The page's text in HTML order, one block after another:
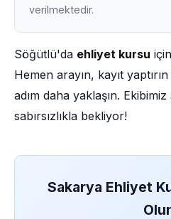
verilmektedir.
Söğütlü'da ehliyet kursu
Hemen arayın, kayıt
adım daha yaklaşın.
sabırsızlıkla bekliyor!
Sakarya Ehliyet